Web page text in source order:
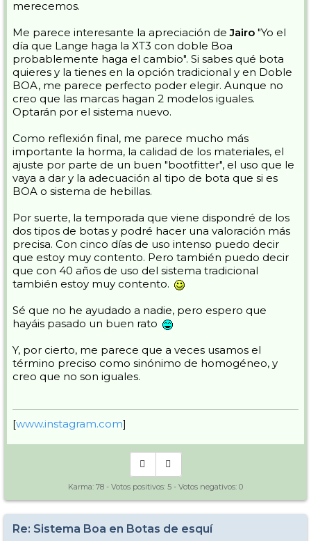
merecemos.
Me parece interesante la apreciación deJairo "Yo el
día que Lange haga la XT3 con doble Boa
probablemente haga el cambio". Si sabes qué bota
quieres y la tienes en la opción tradicional y en Doble
BOA, me parece perfecto poder elegir. Aunque no
creo que las marcas hagan 2 modelos iguales.
Optarán por el sistema nuevo.
Como reflexión final, me parece mucho más
importante la horma, la calidad de los materiales, el
ajuste por parte de un buen "bootfitter", el uso que le
vaya a dar y la adecuación al tipo de bota que si es
BOA o sistema de hebillas.
Por suerte, la temporada que viene dispondré de los
dos tipos de botas y podré hacer una valoración más
precisa. Con cinco días de uso intenso puedo decir
que estoy muy contento. Pero también puedo decir
que con 40 años de uso del sistema tradicional
también estoy muy contento.
Sé que no he ayudado a nadie, pero espero que
hayáis pasado un buen rato
Y, por cierto, me parece que a veces usamos el
término preciso como sinónimo de homogéneo, y
creo que no son iguales.
[www.instagram.com]
Karma: 78 - Votos positivos: 5 - Votos negativos: 0
Re: Sistema Boa en Botas de esquí